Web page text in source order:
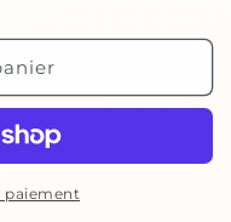
paiement